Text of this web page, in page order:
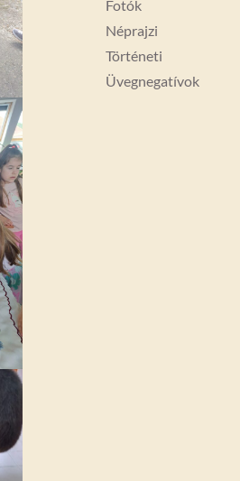
Fotók
Néprajzi
Történeti
Üvegnegatívok